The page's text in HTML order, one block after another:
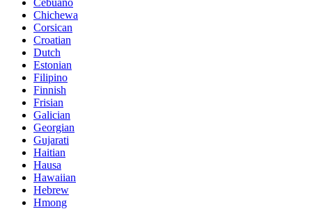
Cebuano
Chichewa
Corsican
Croatian
Dutch
Estonian
Filipino
Finnish
Frisian
Galician
Georgian
Gujarati
Haitian
Hausa
Hawaiian
Hebrew
Hmong